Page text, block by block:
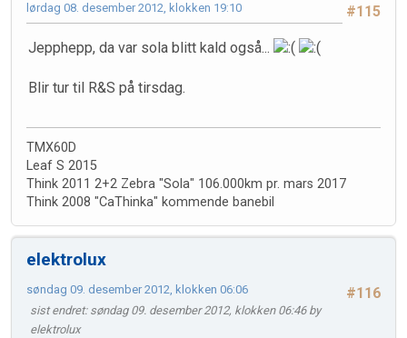
#115
lørdag 08. desember 2012, klokken 19:10
Jepphepp, da var sola blitt kald også...
Blir tur til R&S på tirsdag.
TMX60D
Leaf S 2015
Think 2011 2+2 Zebra "Sola" 106.000km pr. mars 2017
Think 2008 "CaThinka" kommende banebil
elektrolux
#116
søndag 09. desember 2012, klokken 06:06
sist endret: søndag 09. desember 2012, klokken 06:46 by
elektrolux